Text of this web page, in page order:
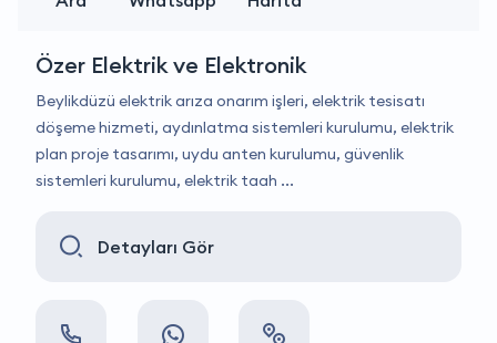
Özer Elektrik ve Elektronik
Beylikdüzü elektrik arıza onarım işleri, elektrik tesisatı
döşeme hizmeti, aydınlatma sistemleri kurulumu, elektrik
plan proje tasarımı, uydu anten kurulumu, güvenlik
sistemleri kurulumu, elektrik taah ...
Detayları Gör